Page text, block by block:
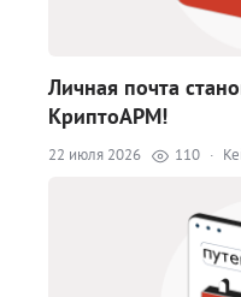
Личная почта
КриптоАРМ!
22 июля 2026 110 ·